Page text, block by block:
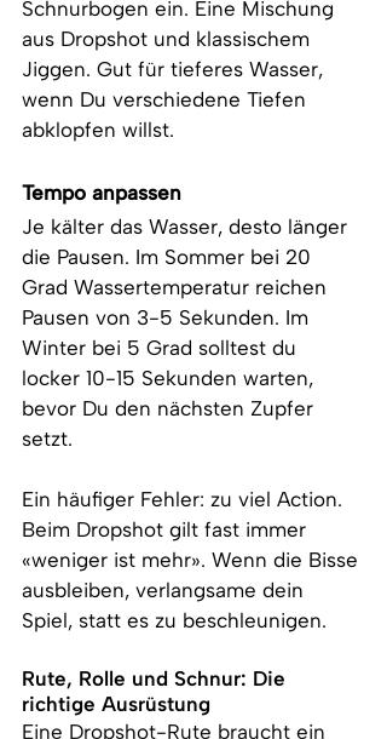
Schnurbogen ein. Eine Mischung
aus Dropshot und klassischem
Jiggen. Gut für tieferes Wasser,
wenn Du verschiedene Tiefen
abklopfen willst.
Tempo anpassen
Je kälter das Wasser, desto länger
die Pausen. Im Sommer bei 20
Grad Wassertemperatur reichen
Pausen von 3-5 Sekunden. Im
Winter bei 5 Grad solltest du
locker 10-15 Sekunden warten,
bevor Du den nächsten Zupfer
setzt.
Ein häufiger Fehler: zu viel Action.
Beim Dropshot gilt fast immer
«weniger ist mehr». Wenn die Bisse
ausbleiben, verlangsame dein
Spiel, statt es zu beschleunigen.
Rute, Rolle und Schnur: Die
richtige Ausrüstung
Eine Dropshot-Rute braucht ein